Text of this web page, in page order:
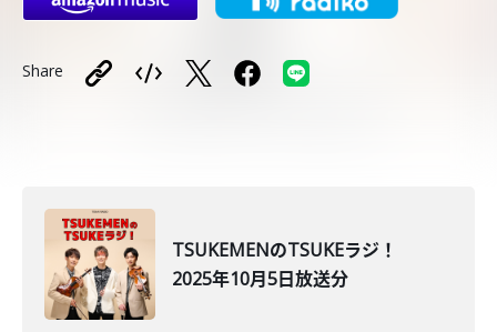
Share
TSUKEMENのTSUKEラジ！
2025年10月5日放送分